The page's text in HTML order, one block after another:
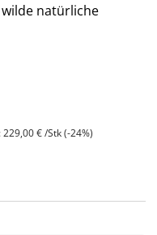
wilde natürliche
€ /Stk (-24%)